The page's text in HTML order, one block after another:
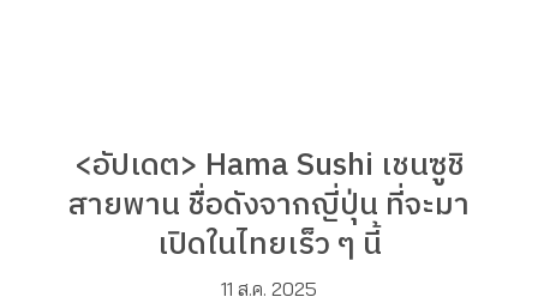
<อัปเดต> Hama Sushi เชนซูชิ
สายพาน ชื่อดังจากญี่ปุ่น ที่จะมา
เปิดในไทยเร็ว ๆ นี้
11 ส.ค. 2025